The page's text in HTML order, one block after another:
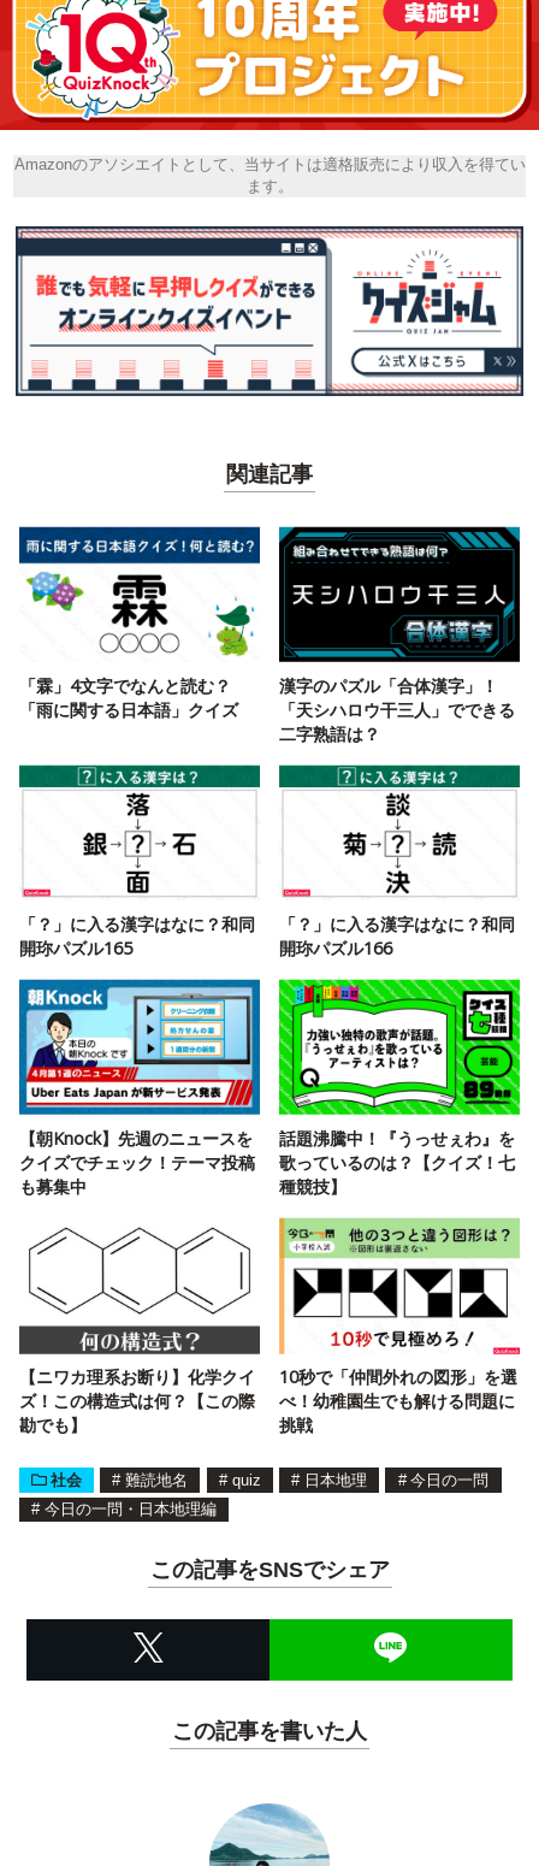
Amazonのアソシエイトとして、当サイトは適格販売により収入を得てい
ます。
関連記事
「霖」4文字でなんと読む？
「雨に関する日本語」クイズ
漢字のパズル「合体漢字」！
「天シハロウ干三人」でできる
二字熟語は？
「？」に入る漢字はなに？和同
開珎パズル165
「？」に入る漢字はなに？和同
開珎パズル166
【朝Knock】先週のニュースを
クイズでチェック！テーマ投稿
も募集中
話題沸騰中！『うっせぇわ』を
歌っているのは？【クイズ！七
種競技】
【ニワカ理系お断り】化学クイ
ズ！この構造式は何？【この際
勘でも】
10秒で「仲間外れの図形」を選
べ！幼稚園生でも解ける問題に
挑戦
社会 # 難読地名 # quiz # 日本地理 # 今日の一問
# 今日の一問・日本地理編
この記事をSNSでシェア
この記事を書いた人